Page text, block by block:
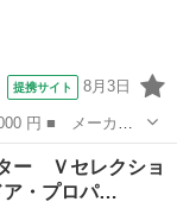
提携サイト 8月3日
１５ＲＸタイ
ＡＢＳ／バック
ー Ｖセレクショ
・プロパ…